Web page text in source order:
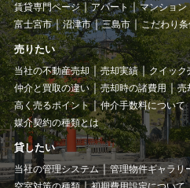
賃貸専門ページ アパート マンション
富士宮市
沼津市 三島市 こだわり
売りたい
当社の不動産売却 売却実績 クイック
仲介と買取の違い
売却時の諸費用
売
高く売るポイント
仲介手数料について
媒介契約の種類とは
貸したい
当社の管理システム 管理物件ギャラリ